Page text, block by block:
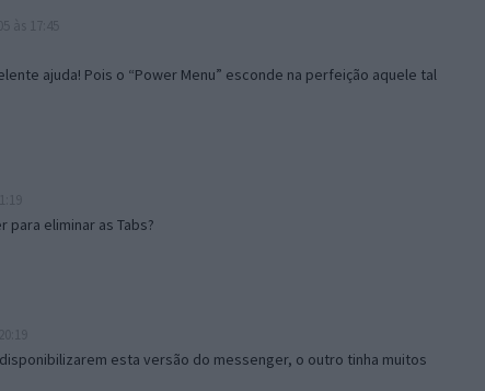
ajuda! Pois o “Power Menu” esconde na perfeição aquele tal
para eliminar as Tabs?
esta versão do messenger, o outro tinha muitos